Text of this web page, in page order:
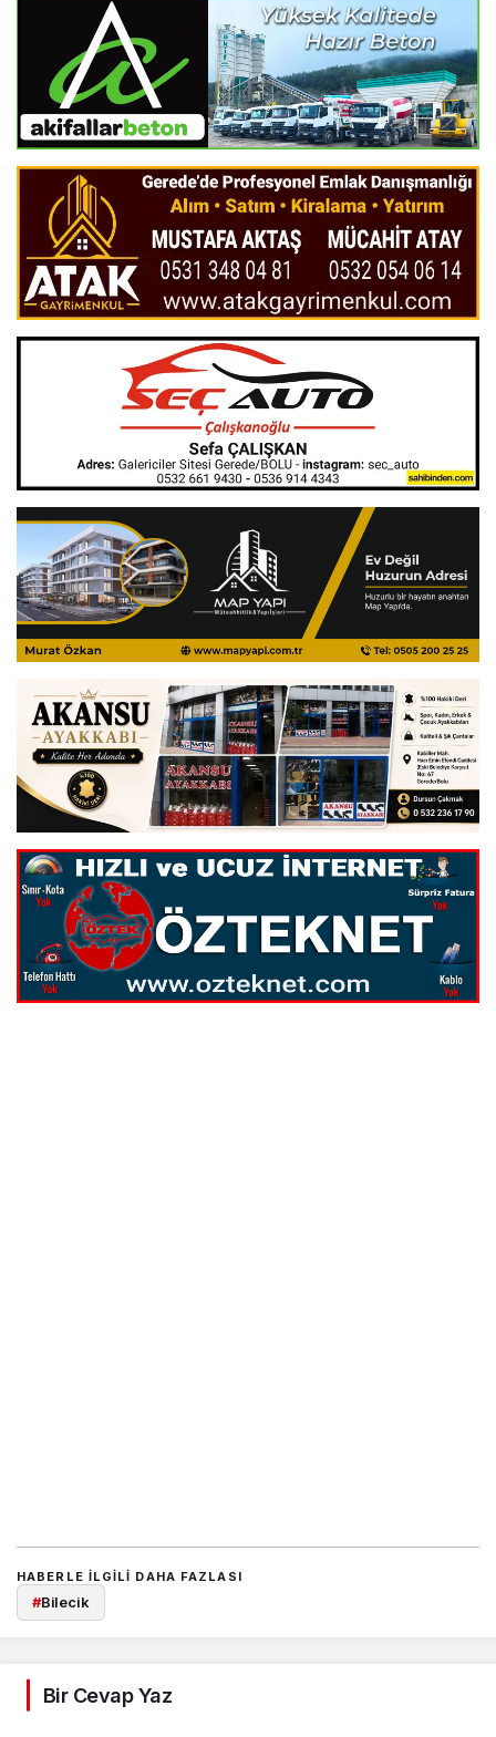
HABERLE ILGILI DAHA FAZLASI
#Bilecik
Bir Cevap Yaz